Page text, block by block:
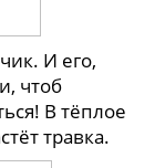
И его,
чтоб
В тёплое
травка.